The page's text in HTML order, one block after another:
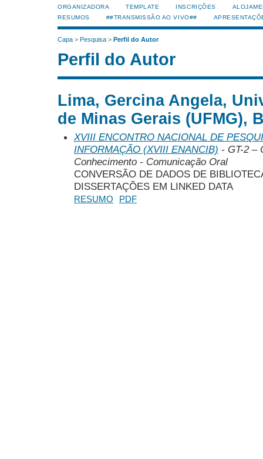
ORGANIZADORA
TEMPLATE INSCRIÇÕES
RESUMOS
##TRANSMISSÃO AO VIVO##
Capa > Pesquisa > Perfil do Autor
Perfil do Autor
Lima, Gercina Angela,
de Minas Gerais (UFMG),
XVIII ENCONTRO NACIONAL DE
INFORMAÇÃO (XVIII ENANCIB) - GT-2 –
Conhecimento - Comunicação Oral
CONVERSÃO DE DADOS DE
DISSERTAÇÕES EM LINKED DATA
RESUMO PDF